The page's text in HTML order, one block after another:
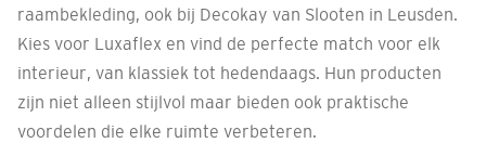
raambekleding, ook bij Decokay van Slooten in Leusden.
Kies voor Luxaflex en vind de perfecte match voor elk
interieur, van klassiek tot hedendaags. Hun producten
zijn niet alleen stijlvol maar bieden ook praktische
voordelen die elke ruimte verbeteren.